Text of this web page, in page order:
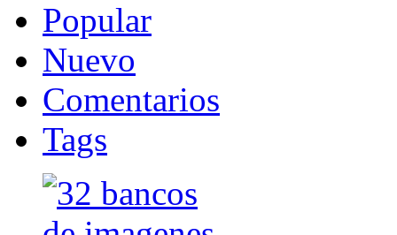
Popular
Nuevo
Comentarios
Tags